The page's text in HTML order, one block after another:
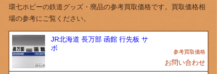
環七ホビーの鉄道グッズ・廃品の参考買取価格です。買取価格相
場の参考にご覧ください。
JR北海道 長万部 函館 行先板 サ
ボ
お問い合わせ